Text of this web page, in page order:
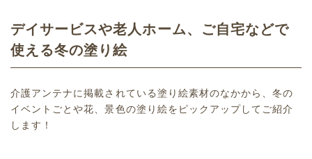
デイサービスや老人ホーム、ご自宅などで
使える冬の塗り絵
介護アンテナに掲載されている塗り絵素材のなかから、冬の
イベントごとや花、景色の塗り絵をピックアップしてご紹介
します！